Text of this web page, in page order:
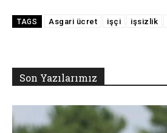
TAGS Asgari ücret işçi işsizlik
Son Yazılarımız